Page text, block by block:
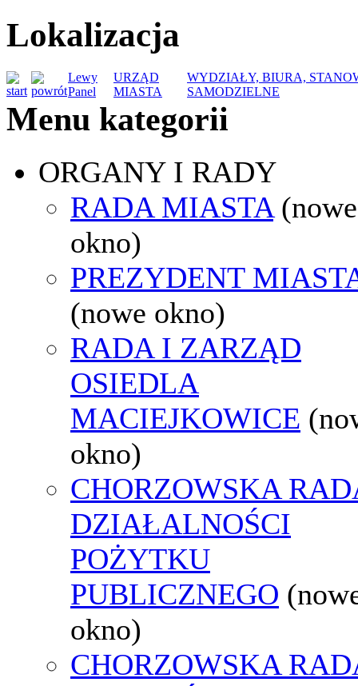
Lokalizacja
Lewy
Panel
URZĄD
MIASTA
WYDZIAŁY, BIURA,
SAMODZIELNE
Menu kategorii
ORGANY I RADY
RADA MIASTA (nowe
okno)
PREZYDENT
(nowe okno)
RADA I ZARZĄD
OSIEDLA
MACIEJKOWICE
okno)
CHORZOWSKA
DZIAŁALNOŚCI
POŻYTKU
PUBLICZNEGO
okno)
CHORZOWSKA